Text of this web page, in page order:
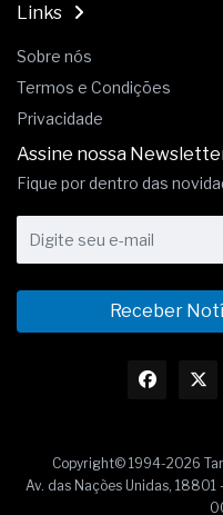
Links
Sobre nós
Termos e Condições
Privacidade
Assine nossa
Fique por dentro das
Receber
Copyright© 1994-2026
Av. das Nações Unidas, 18801